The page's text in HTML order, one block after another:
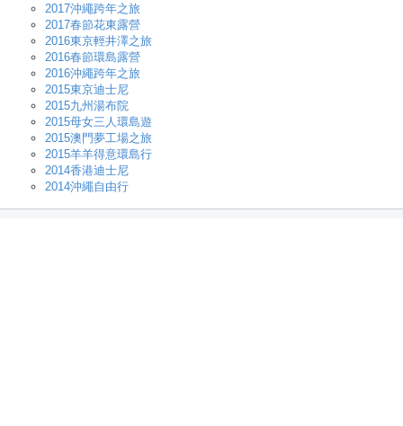
2017沖繩跨年之旅
2017春節花東露營
2016東京輕井澤之旅
2016春節環島露營
2016沖繩跨年之旅
2015東京迪士尼
2015九州湯布院
2015母女三人環島遊
2015澳門夢工場之旅
2015羊羊得意環島行
2014香港迪士尼
2014沖繩自由行